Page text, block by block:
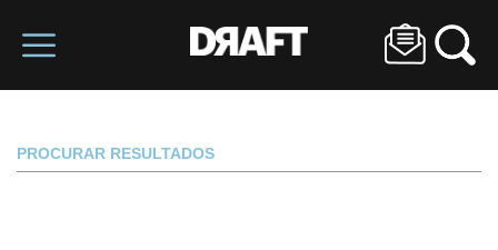
PROCURAR RESULTADOS